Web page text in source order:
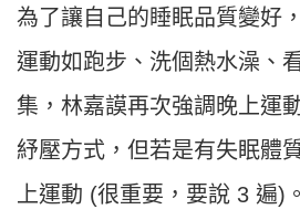
為了讓自己的睡眠品質變好
運動如跑步、洗個熱水澡、
集，林嘉謨再次強調晚上運
紓壓方式，但若是有失眠體
上運動 (很重要，要說 3 遍)